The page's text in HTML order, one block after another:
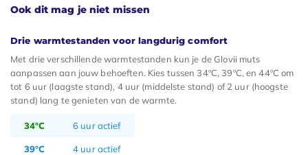
Ook dit mag je niet missen
Drie warmtestanden voor langdurig comfort
Met drie verschillende warmtestanden kun je de Glovii muts
aanpassen aan jouw behoeften. Kies tussen 34ºC, 39ºC, en 44ºC om
tot 6 uur (laagste stand), 4 uur (middelste stand) of 2 uur (hoogste
stand) lang te genieten van de warmte.
34°C 6 uur actief
39°C 4 uur actief